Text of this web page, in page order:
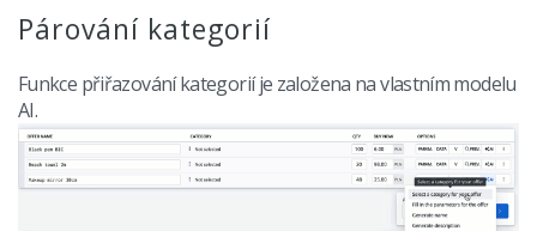
Párování kategorií
Funkce přiřazování kategorií je založena na vlastním modelu
AI.